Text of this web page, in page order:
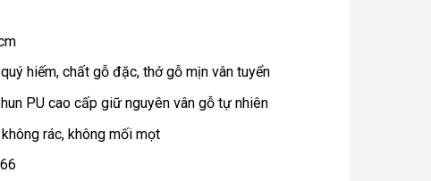
hiếm, chất gỗ đặc, thớ gỗ mịn vân tuyển
PU cao cấp giữ nguyên vân gỗ tự nhiên
rác, không mối mọt